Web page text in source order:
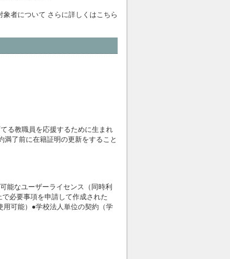
者について さらに詳しくはこちら
る教職員を応援するために生まれ
了前に在籍証明の更新をすること
能なユーザーライセンス（同時利
必要事項を申請して作成された
用可能）●学校法人単位の契約（学